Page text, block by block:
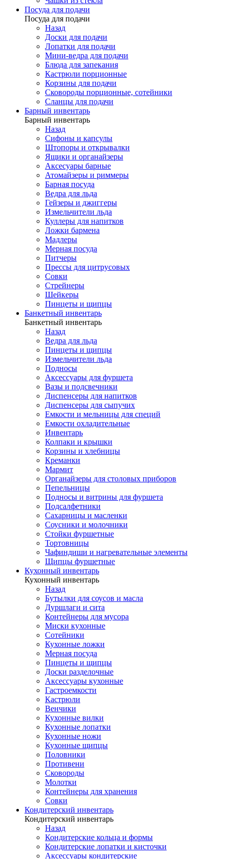
Посуда для подачи
Посуда для подачи
Назад
Доски для подачи
Лопатки для подачи
Мини-ведра для подачи
Блюда для запекания
Кастрюли порционные
Корзины для подачи
Сковороды порционные, сотейники
Сланцы для подачи
Барный инвентарь
Барный инвентарь
Назад
Сифоны и капсулы
Штопоры и открывалки
Ящики и органайзеры
Аксесуары барные
Атомайзеры и риммеры
Барная посуда
Ведра для льда
Гейзеры и джиггеры
Измельчители льда
Куллеры для напитков
Ложки бармена
Мадлеры
Мерная посуда
Питчеры
Прессы для цитрусовых
Совки
Стрейнеры
Шейкеры
Пинцеты и щипцы
Банкетный инвентарь
Банкетный инвентарь
Назад
Ведра для льда
Пинцеты и щипцы
Измельчители льда
Подносы
Аксессуары для фуршета
Вазы и подсвечники
Диспенсеры для напитков
Диспенсеры для сыпучих
Емкости и мельницы для специй
Емкости охладительные
Инвентарь
Колпаки и крышки
Корзины и хлебницы
Креманки
Мармит
Органайзеры для столовых приборов
Пепельницы
Подносы и витрины для фуршета
Подсалфетники
Сахарницы и масленки
Соусники и молочники
Стойки фуршетные
Тортовницы
Чафиндиши и нагревательные элементы
Щипцы фуршетные
Кухонный инвентарь
Кухонный инвентарь
Назад
Бутылки для соусов и масла
Дуршлаги и сита
Контейнеры для мусора
Миски кухонные
Сотейники
Кухонные ложки
Мерная посуда
Пинцеты и щипцы
Доски разделочные
Аксессуары кухонные
Гастроемкости
Кастрюли
Венчики
Кухонные вилки
Кухонные лопатки
Кухонные ножи
Кухонные щипцы
Половники
Противени
Сковороды
Молотки
Контейнеры для хранения
Совки
Кондитерский инвентарь
Кондитерский инвентарь
Назад
Кондитерские кольца и формы
Кондитерские лопатки и кисточки
Аксессуары кондитерские